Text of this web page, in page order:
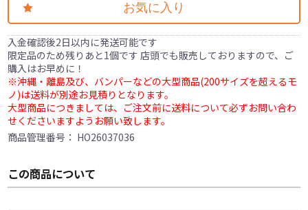
お気に入り
入金確認後2日以内に発送可能です
限定品のため残りあと1個です 店頭でも販売しておりますので、ご
購入はお早めに！
※沖縄・離島及び、バンパーなどの大型商品(200サイズを超えるモ
ノ)は送料が別途お見積りとなります。
大型商品につきましては、ご注文前に送料について必ずお問い合わ
せくださいますようお願い致します。
商品管理番号： HO26037036
この商品について